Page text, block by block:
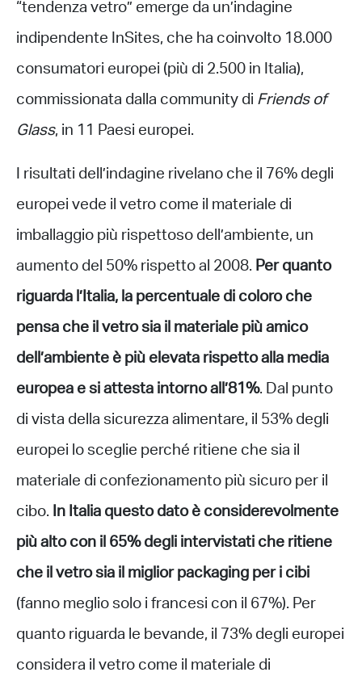
“tendenza vetro” emerge da un’indagine
indipendente InSites, che ha coinvolto 18.000
consumatori europei (più di 2.500 in Italia),
commissionata dalla community di Friends of
Glass, in 11 Paesi europei.
I risultati dell’indagine rivelano che il 76% degli
europei vede il vetro come il materiale di
imballaggio più rispettoso dell’ambiente, un
aumento del 50% rispetto al 2008. Per quanto
riguarda l’Italia, la percentuale di coloro che
pensa che il vetro sia il materiale più amico
dell’ambiente è più elevata rispetto alla media
europea e si attesta intorno all’81%. Dal punto
di vista della sicurezza alimentare, il 53% degli
europei lo sceglie perché ritiene che sia il
materiale di confezionamento più sicuro per il
cibo. In Italia questo dato è considerevolmente
più alto con il 65% degli intervistati che ritiene
che il vetro sia il miglior packaging per i cibi
(fanno meglio solo i francesi con il 67%). Per
quanto riguarda le bevande, il 73% degli europei
considera il vetro come il materiale di